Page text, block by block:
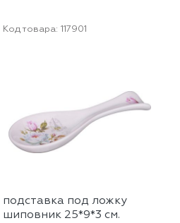
Код товара: 117901
подставка под ложку
шиповник 25*9*3 см.